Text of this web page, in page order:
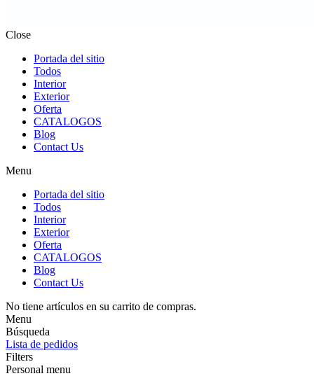
Close
Portada del sitio
Todos
Interior
Exterior
Oferta
CATALOGOS
Blog
Contact Us
Menu
Portada del sitio
Todos
Interior
Exterior
Oferta
CATALOGOS
Blog
Contact Us
No tiene artículos en su carrito de compras.
Menu
Búsqueda
Lista de pedidos
Filters
Personal menu